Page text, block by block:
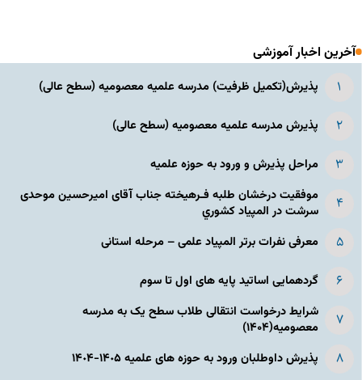
آخرین اخبار آموزشی
پذیرش(تکمیل ظرفیت) مدرسه علمیه معصومیه‌ (سطح عالی)
پذیرش مدرسه علمیه معصومیه‌ (سطح عالی)
مراحل پذیرش و ورود به حوزه علمیه
موفقیت درخشان طلبه فـرهیخته جناب آقای امیرحسین موحدی
سرشت در المپياد كشوري
معرفی نفرات برتر المپیاد علمی – مرحله استانی
گردهمایی اساتید پایه های اول تا سوم
شرایط درخواست انتقالی طلاب سطح یک به مدرسه
معصومیه(۱۴۰۴)
پذیرش داوطلبان ورود به حوزه های علمیه ١۴٠۵-١۴٠۴